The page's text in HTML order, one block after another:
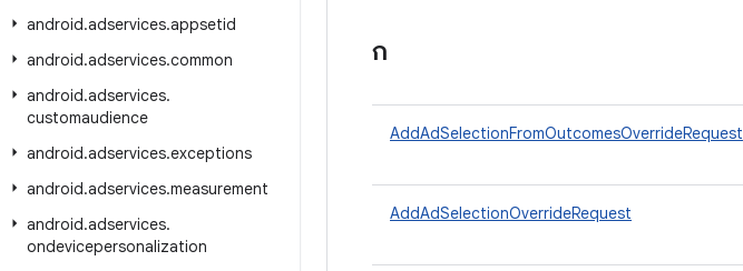
android.adservices.appsetid
android.adservices.common
android.adservices.
customaudience
android.adservices.exceptions
android.adservices.measurement
android.adservices.
ondevicepersonalization
ก
AddAdSelectionFromOutcomesOverrideRequest
AddAdSelectionOverrideRequest